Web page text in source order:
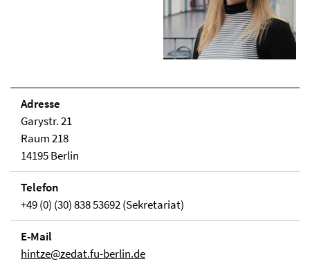
Adresse
Garystr. 21
Raum 218
14195 Berlin
Telefon
+49 (0) (30) 838 53692 (Sekretariat)
E-Mail
hintze@zedat.fu-berlin.de